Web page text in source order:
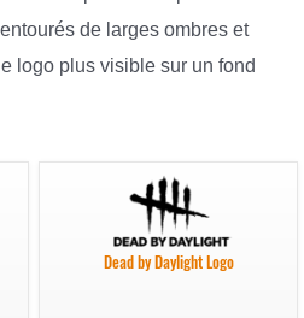
de larges ombres et
logo plus visible sur un fond
Dead by Daylight Logo